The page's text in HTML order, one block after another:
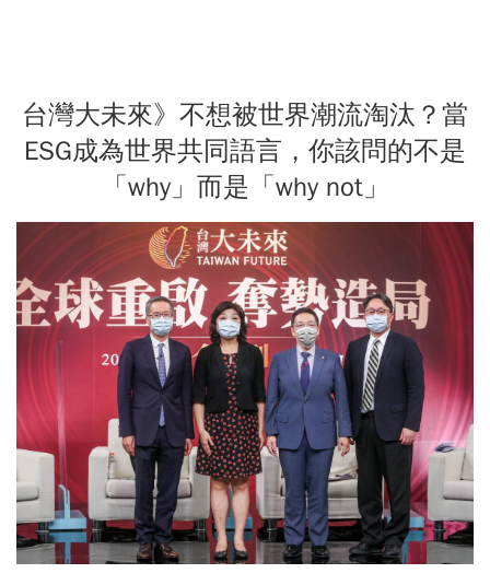
台灣大未來》不想被世界潮流淘汰？當
ESG成為世界共同語言，你該問的不是
「why」而是「why not」